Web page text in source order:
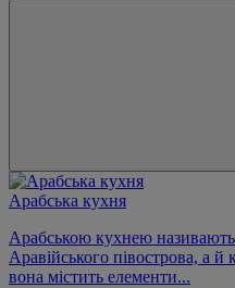
Арабська кухня
Арабською кухнею
Аравійського півострова, а й
вона містить елементи...